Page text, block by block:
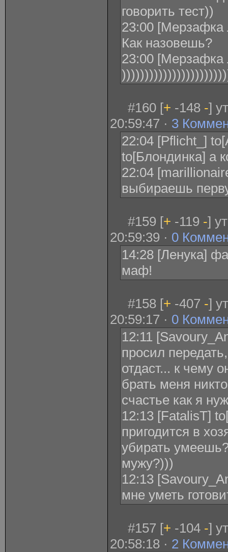
говорить тест))
23:00 [Мерзафка
Как назовешь?
23:00 [Мерзафка
#160 [+ -148 -]
20:59:47 · 3
22:04 [Pflicht_]
to[Блондинка] а
22:04
выбираешь
#159 [+ -119 -]
20:59:39 · 0
14:28 [Ленука]
маф!
#158 [+ -407 -]
20:59:17 · 0
12:11
просил
отдаст... к чему
брать меня
счастье как я
12:13 [FatalisT]
пригодится в
убирать
мужу?)))
12:13
мне уметь
#157 [+ -104 -]
20:58:18 · 2